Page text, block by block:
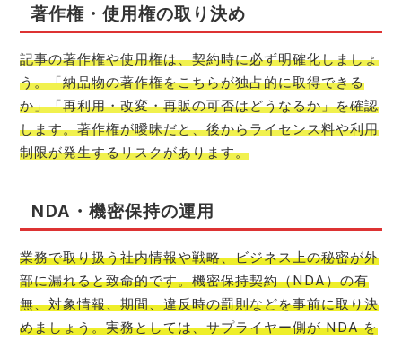
著作権・使用権の取り決め
記事の著作権や使用権は、契約時に必ず明確化しましょ
う。「納品物の著作権をこちらが独占的に取得できる
か」「再利用・改変・再販の可否はどうなるか」を確認
します。著作権が曖昧だと、後からライセンス料や利用
制限が発生するリスクがあります。
NDA・機密保持の運用
業務で取り扱う社内情報や戦略、ビジネス上の秘密が外
部に漏れると致命的です。機密保持契約（NDA）の有
無、対象情報、期間、違反時の罰則などを事前に取り決
めましょう。実務としては、サプライヤー側が NDA を